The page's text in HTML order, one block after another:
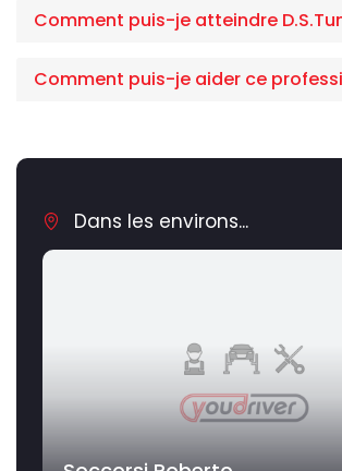
Comment puis-je atteindre
Comment puis-je aider ce
Dans les environs...